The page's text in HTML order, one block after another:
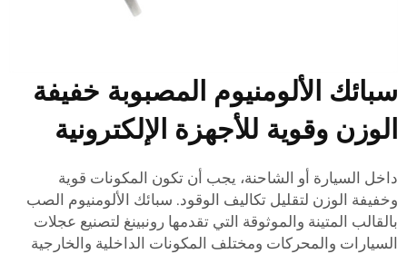
الألومنيوم المصبوبة خفيفة
وقوية للأجهزة الإلكترونية
السيارة أو الشاحنة، يجب أن تكون المكونات قوية
الوزن لتقليل تكاليف الوقود. سبائك الألومنيوم الصب
المتينة والموثوقة التي تقدمها رونبينغ لتصنيع عجلات
والمحركات ومختلف المكونات الداخلية والخارجية